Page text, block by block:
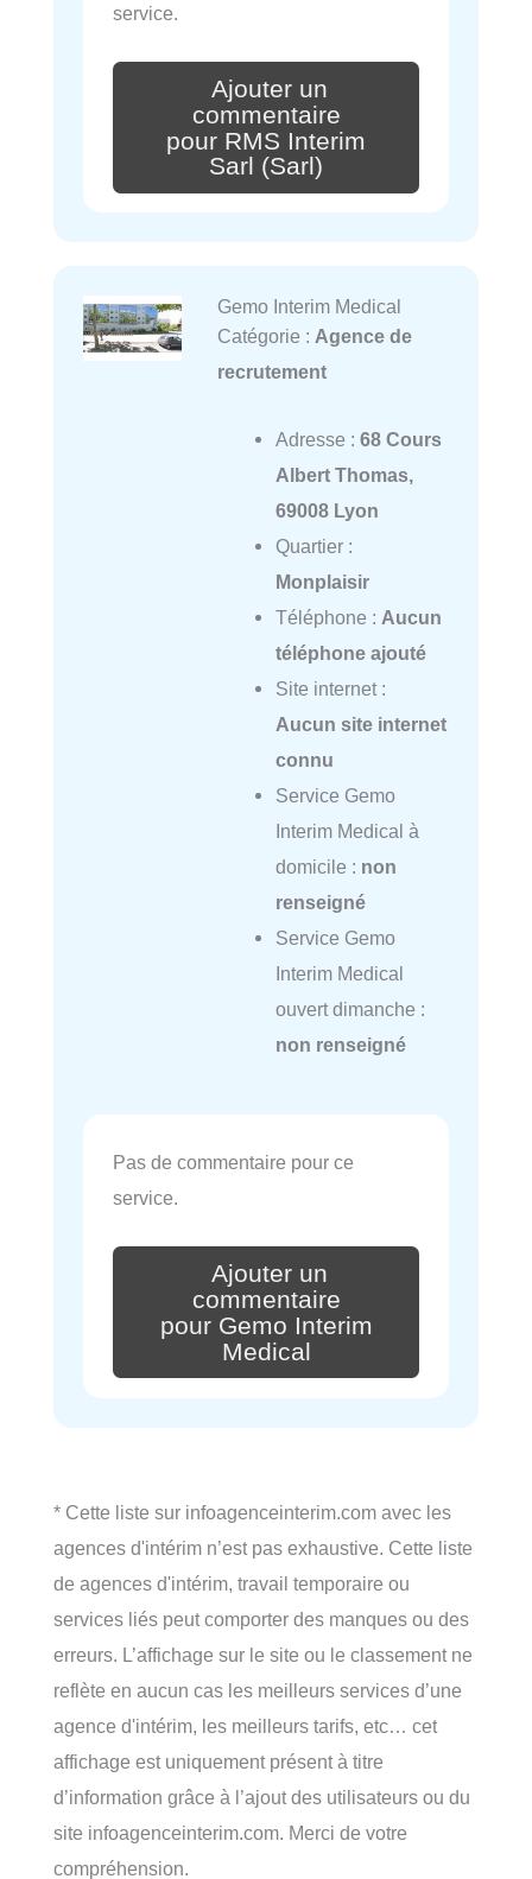
service.
Ajouter un
commentaire
pour RMS Interim
Sarl (Sarl)
Gemo Interim Medical
Catégorie : Agence de
recrutement
Adresse : 68 Cours
Albert Thomas,
69008 Lyon
Quartier :
Monplaisir
Téléphone : Aucun
téléphone ajouté
Site internet :
Aucun site internet
connu
Service Gemo
Interim Medical à
domicile : non
renseigné
Service Gemo
Interim Medical
ouvert dimanche :
non renseigné
Pas de commentaire pour ce
service.
Ajouter un
commentaire
pour Gemo Interim
Medical
* Cette liste sur infoagenceinterim.com avec les
agences d'intérim n’est pas exhaustive. Cette liste
de agences d'intérim, travail temporaire ou
services liés peut comporter des manques ou des
erreurs. L’affichage sur le site ou le classement ne
reflète en aucun cas les meilleurs services d’une
agence d'intérim, les meilleurs tarifs, etc… cet
affichage est uniquement présent à titre
d’information grâce à l’ajout des utilisateurs ou du
site infoagenceinterim.com. Merci de votre
compréhension.